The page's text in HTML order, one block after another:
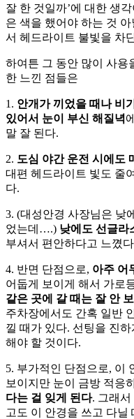
잘 한 것일까’에 대한 생
은 색을 했어야 하는 것
서 헤드라이트 불빛을 차
하여튼 그 동안 많이 사용
한 느낀 점들은
1. 안개가 끼었을 때나 비
있어서 눈이 부신 해질녁
말 잘 된다.
2. 도심 야간 운전 시에도
대편 헤드라이트 빛도 줄
다.
3. (대성안경 사장님은 낮
었는데….) 낮에도 선글라
부셔서 편안하다고 느꼈
4. 반면 단점으로, 아주 어
어둡게 보이게 해서 가로
같은 곳에 갈 때는 잘 안
주차장에서도 간혹 일반
낄 때가 있다. 선팅을 진
해야 할 것이다.
5. 부가적인 단점으로, 이
보이지만 눈이 금방 적응
다는 걸 잊게 된다. 그래서
고도 이 안경을 쓰고 다닐